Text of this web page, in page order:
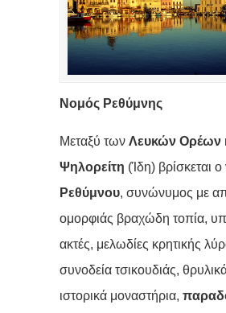
Νομός Ρεθύμνης
Μεταξύ των Λευκών Ορέων
Ψηλορείτη (Ίδη) βρίσκεται
Ρεθύμνου, συνώνυμος με
ομορφιάς βραχώδη τοπία,
ακτές, μελωδίες κρητικής
συνοδεία τσικουδιάς,
ιστορικά μοναστήρια,